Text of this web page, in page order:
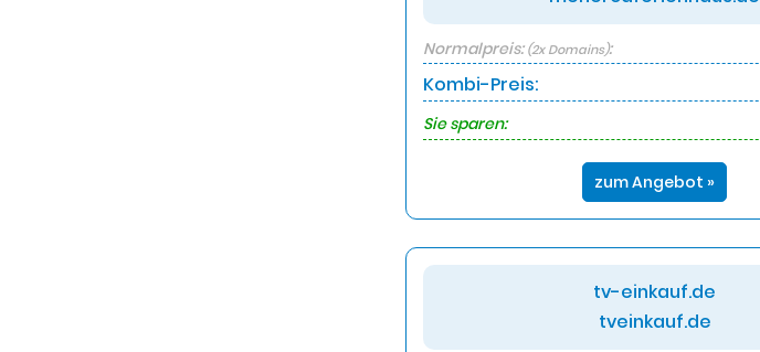
Normalpreis:(2x Domains):
Kombi-Preis:
Sie sparen:
zum Angebot »
tv-einkauf.de
tveinkauf.de